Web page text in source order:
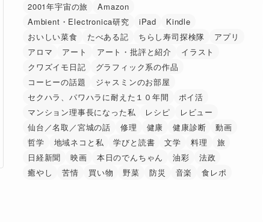
2001年宇宙の旅
Amazon
Ambient・Electronica研究
iPad
Kindle
おいしい菜食
たべある記 ちらし寿司探検隊
アプリ
アロマ
アート アート・批評と紹介
イラスト
クワズイモ日記
グラフィック系の作品
コーヒーの話題
ジャスミンのお部屋
セクハラ、パワハラに耐えた１０年間
ポイ活
マンション理事長になった私
レシピ
レビュー
仙台／名取／宮城の話
修理 健康 健康診断
動画
哲学
地域ネコと私 学びと読書 文学 料理
旅
日経新聞
映画 本日のでんちゃん 油彩
法政
癒やし
苦情 買い物 野菜 防災 音楽 食レポ